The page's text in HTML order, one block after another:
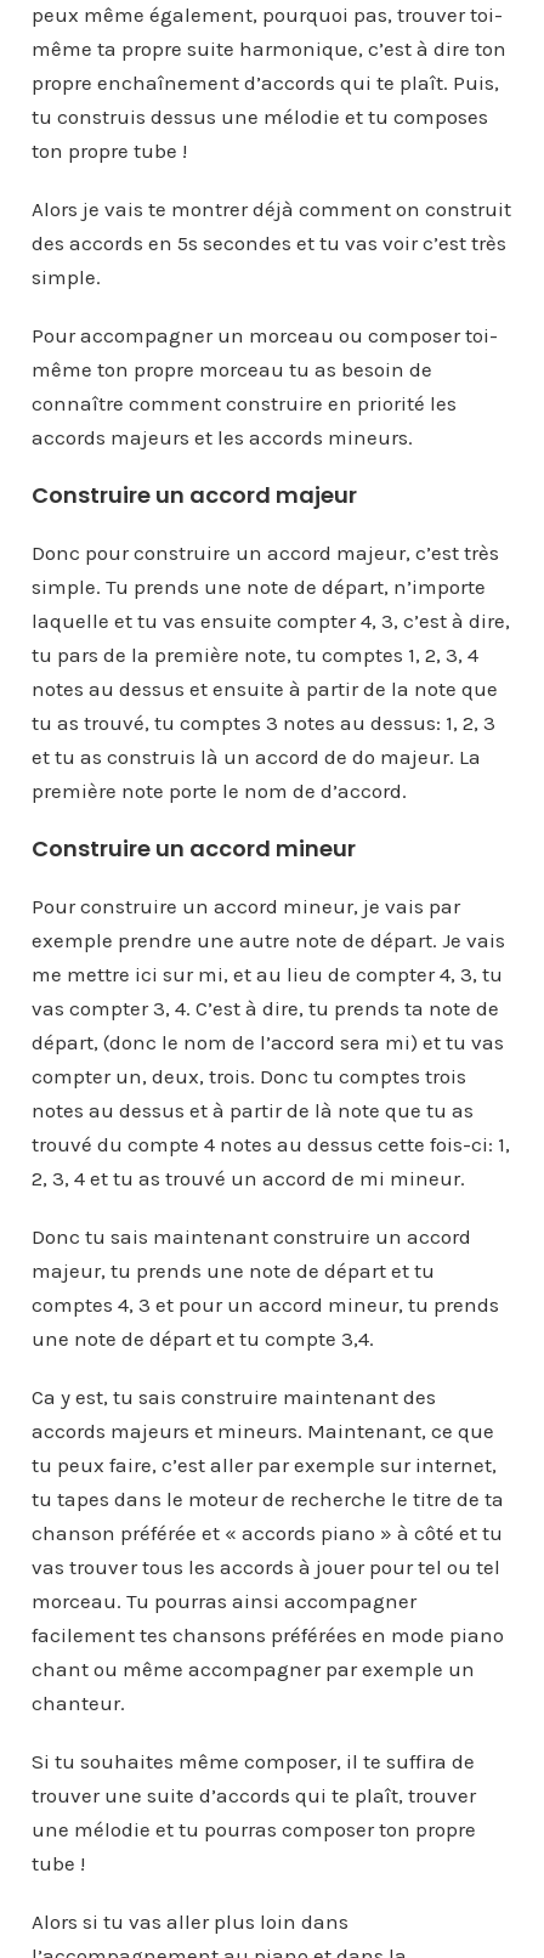
peux même également, pourquoi pas, trouver toi-
même ta propre suite harmonique, c’est à dire ton
propre enchaînement d’accords qui te plaît. Puis,
tu construis dessus une mélodie et tu composes
ton propre tube !
Alors je vais te montrer déjà comment on construit
des accords en 5s secondes et tu vas voir c’est très
simple.
Pour accompagner un morceau ou composer toi-
même ton propre morceau tu as besoin de
connaître comment construire en priorité les
accords majeurs et les accords mineurs.
Construire un accord majeur
Donc pour construire un accord majeur, c’est très
simple. Tu prends une note de départ, n’importe
laquelle et tu vas ensuite compter 4, 3, c’est à dire,
tu pars de la première note, tu comptes 1, 2, 3, 4
notes au dessus et ensuite à partir de la note que
tu as trouvé, tu comptes 3 notes au dessus: 1, 2, 3
et tu as construis là un accord de do majeur. La
première note porte le nom de d’accord.
Construire un accord mineur
Pour construire un accord mineur, je vais par
exemple prendre une autre note de départ. Je vais
me mettre ici sur mi, et au lieu de compter 4, 3, tu
vas compter 3, 4. C’est à dire, tu prends ta note de
départ, (donc le nom de l’accord sera mi) et tu vas
compter un, deux, trois. Donc tu comptes trois
notes au dessus et à partir de là note que tu as
trouvé du compte 4 notes au dessus cette fois-ci: 1,
2, 3, 4 et tu as trouvé un accord de mi mineur.
Donc tu sais maintenant construire un accord
majeur, tu prends une note de départ et tu
comptes 4, 3 et pour un accord mineur, tu prends
une note de départ et tu compte 3,4.
Ca y est, tu sais construire maintenant des
accords majeurs et mineurs. Maintenant, ce que
tu peux faire, c’est aller par exemple sur internet,
tu tapes dans le moteur de recherche le titre de ta
chanson préférée et « accords piano » à côté et tu
vas trouver tous les accords à jouer pour tel ou tel
morceau. Tu pourras ainsi accompagner
facilement tes chansons préférées en mode piano
chant ou même accompagner par exemple un
chanteur.
Si tu souhaites même composer, il te suffira de
trouver une suite d’accords qui te plaît, trouver
une mélodie et tu pourras composer ton propre
tube !
Alors si tu vas aller plus loin dans